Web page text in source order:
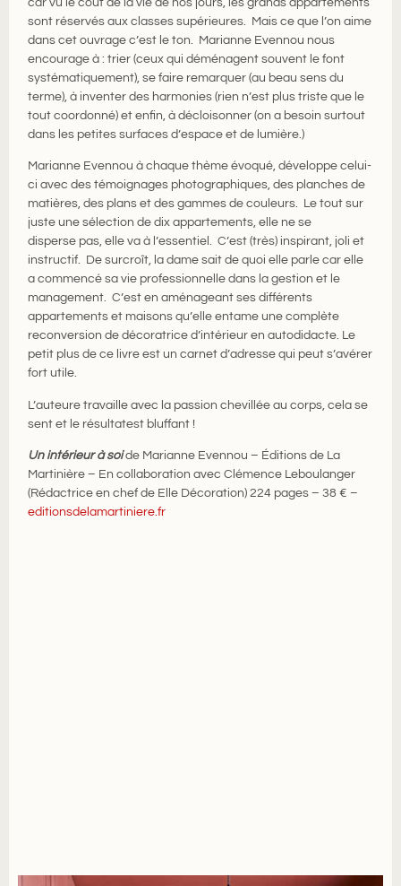
sont réservés aux classes supérieures. Mais ce que l’on aime
dans cet ouvrage c’est le ton . Marianne Evennou nous
encourage à : trier (ceux qui déménagent souvent le font
systématiquement), se faire remarquer (au beau sens du
terme), à inventer des harmonies (rien n’est plus triste que le
tout coordonné) et enfin, à décloisonner (on a besoin surtout
dans les petites surfaces d’espace et de lumière .)
Marianne Evennou à chaque thème évoqué, développe celui-
ci avec des témoignages photographiques, des planches de
matières, des planset des gammes de couleurs. Le tout sur
juste une sélection de dix appartements, elle ne se
disperse pas, elle va à l’essentiel. C’est (très) inspirant, joli et
instructif. De surcroît, la dame sait de quoi elle parle car elle
a commencé sa vie professionnelle dans la gestion et le
management. C’est en aménageant ses différents
appartements et maisons qu’elle entame une complète
reconversionde décoratrice d’intérieur enautodidacte. Le
petit plus de ce livre est un carnet d’adresse qui peut s’avérer
fort utile.
L’auteure travailleavec la passion chevillée au corps, cela se
sent et le résultatest bluffant !
Un intérieur à soide Marianne Evennou – Éditions de La
Martinière – En collaboration avec Clémence Leboulanger
(Rédactrice en chef de Elle Décoration) 224 pages – 38 € –
editionsdelamartiniere.fr